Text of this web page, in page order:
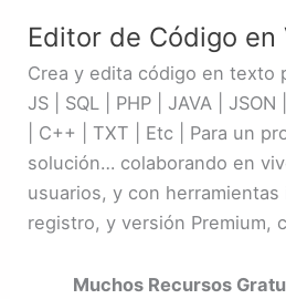
Editor de Código en
Crea y edita código en texto
JS | SQL | PHP | JAVA | JSON
| C++ | TXT | Etc | Para un
solución… colaborando en
usuarios, y con
registro, y versión Premium,
Muchos Recursos
Código
en
Vivo
/
Gratis